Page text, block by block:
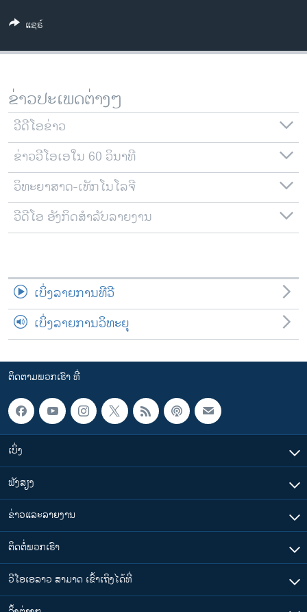
ທຸລະກິດ
ພາສາອັງກິດ
ສຽງ
ລາຍການກະຈາຍສຽງ
ລາຍງານ
ຕິດຕາມພວກເຮົາ ທີ່
ພາສາຕ່າງໆ
ແຊຣ໌
ຂ່າວປະເພດຕ່າງໆ
ວີດີໂອຂ່າວ
ຂ່າວວີໂອເອໃນ 60 ວິນາທີ
ວິທະຍາສາດ-ເທັກໂນໂລຈີ
ວີດີໂອ ອັງກິດສຳລັບລາຍງານ
ເບິ່ງລາຍການທີວີ
ເບິ່ງລາຍການວິທະຍຸ
ຕິດຕາມພວກເຮົາ ທີ່
ເບິ່ງ
ຟັງສຽງ
ຂ່າວແລະລາຍງານ
ຕິດຕໍ່ພວກເຮົາ
ວີໂອເອລາວ ສາມາດ ເຂົ້າເຖິງໄດ້ທີ່